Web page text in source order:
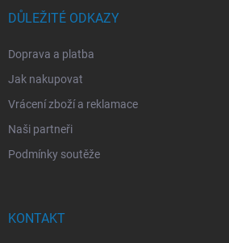
DŮLEŽITÉ ODKAZY
Doprava a platba
Jak nakupovat
Vrácení zboží a reklamace
Naši partneři
Podmínky soutěže
KONTAKT